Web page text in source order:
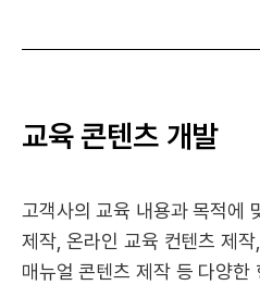
교육 콘텐츠 개발
고객사의 교육 내용과 목적에
제작, 온라인 교육 컨텐츠 제
매뉴얼 콘텐츠 제작 등 다양한